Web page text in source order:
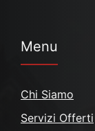
Menu
Chi Siamo
Servizi Offerti